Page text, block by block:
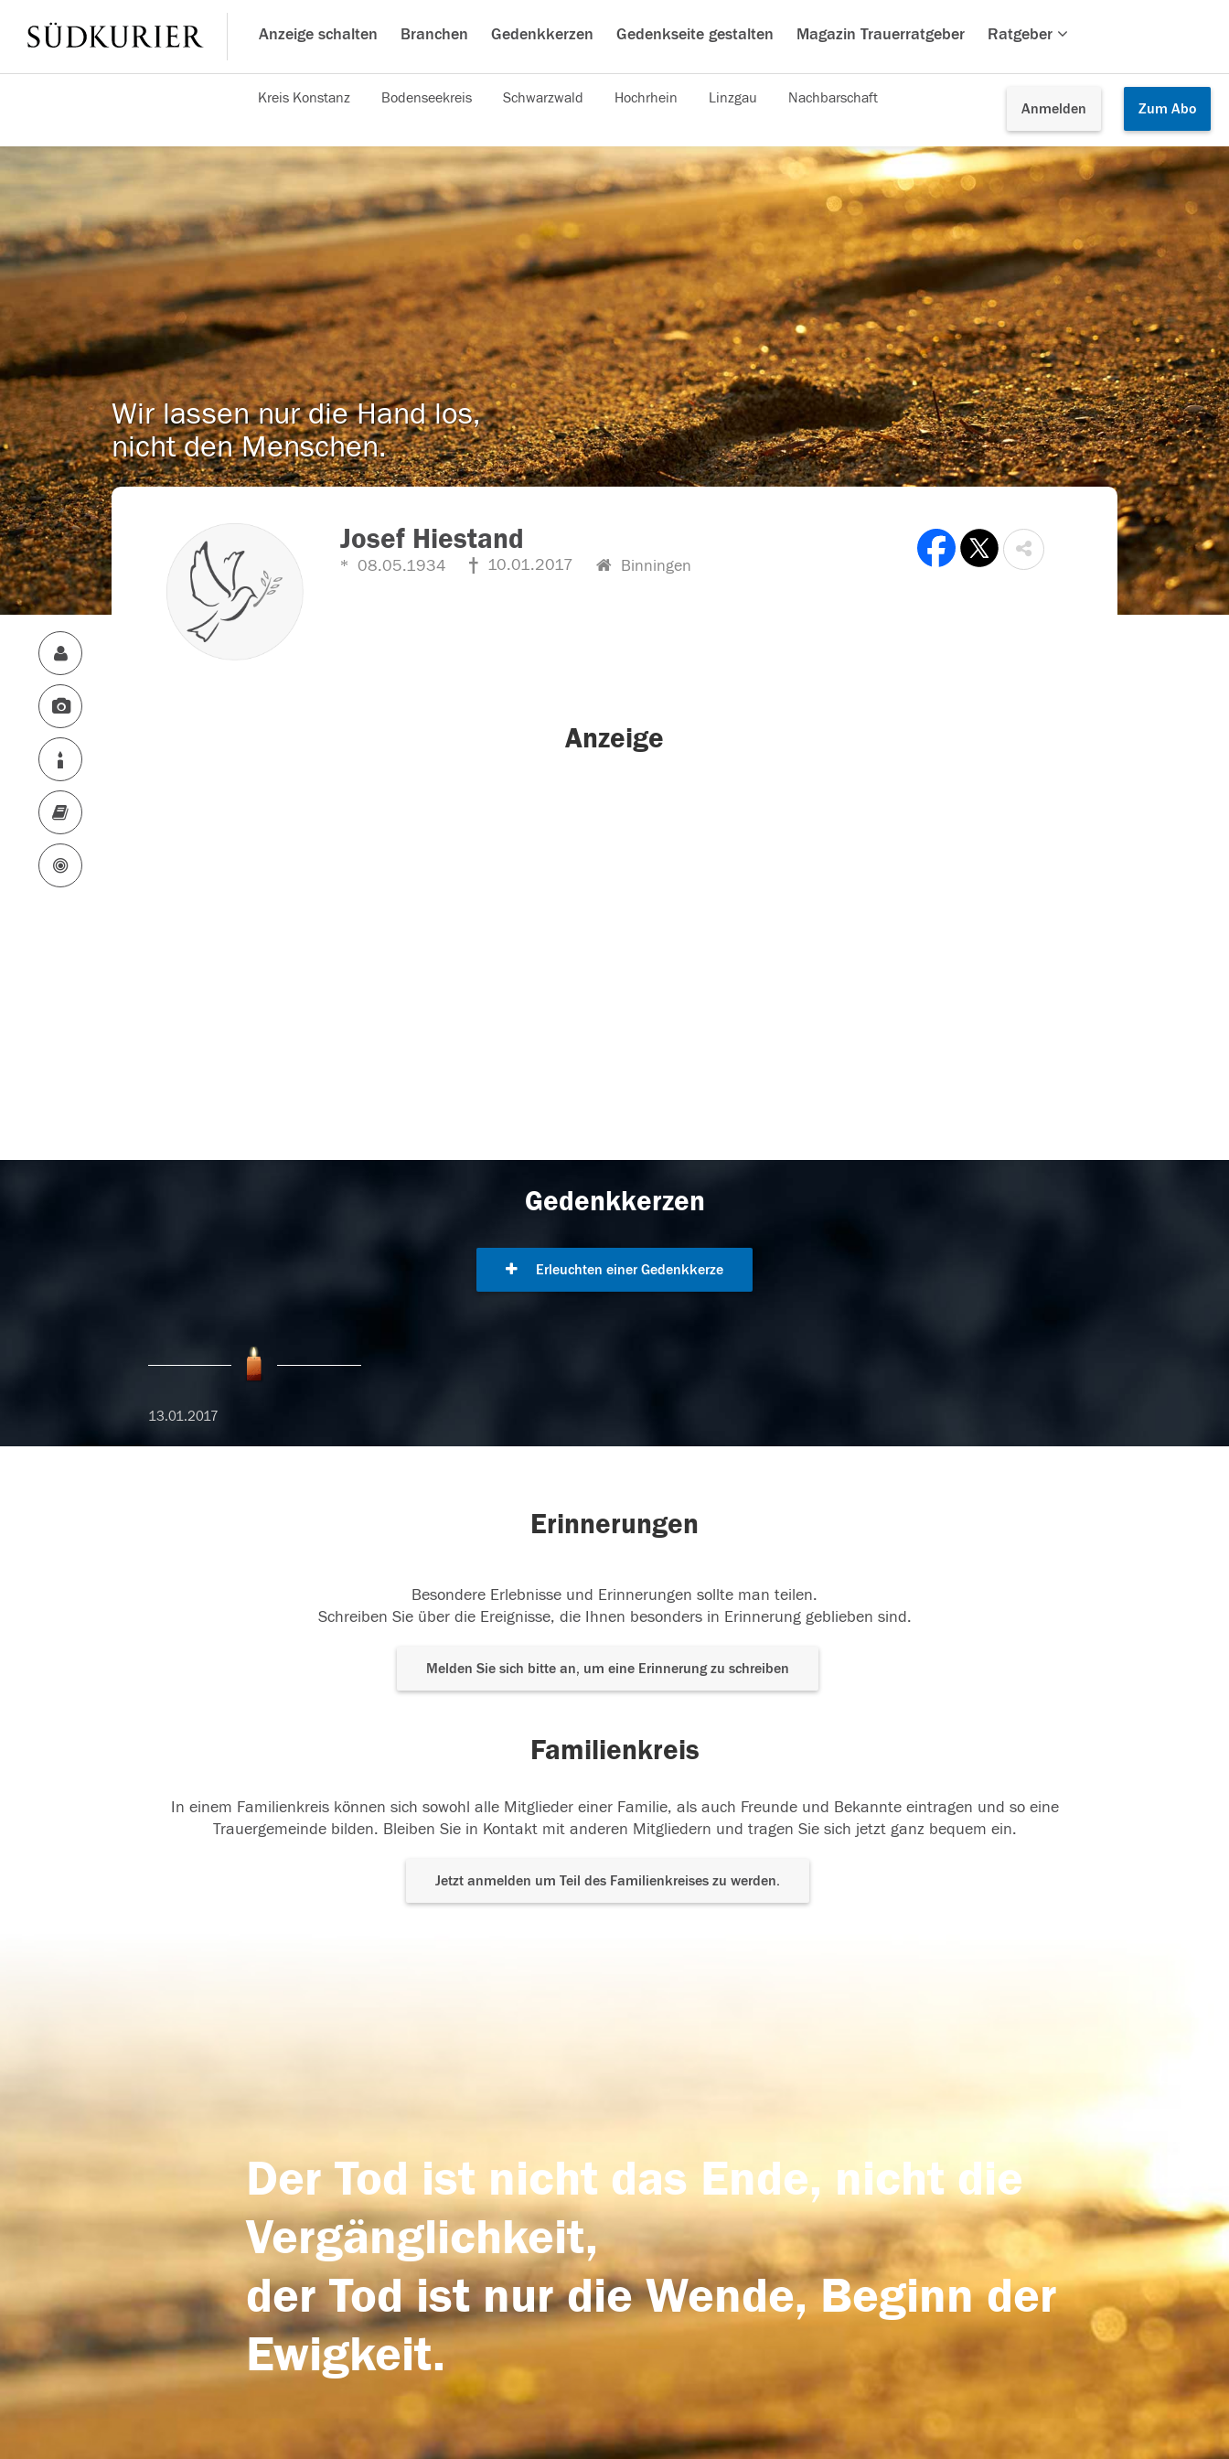
Anzeige schalten Branchen Gedenkkerzen Gedenkseite gestalten Magazin Trauerratgeber Ratgeber
Anmelden Zum Abo
Kreis Konstanz Bodenseekreis Schwarzwald Hochrhein Linzgau Nachbarschaft
Wir lassen nur die Hand los,
nicht den Menschen.
Josef Hiestand
08.05.1934 10.01.2017 Binningen
Anzeige
Gedenkkerzen
Erleuchten einer Gedenkkerze
13.01.2017
Erinnerungen
Besondere Erlebnisse und Erinnerungen sollte man teilen.
Schreiben Sie über die Ereignisse, die Ihnen besonders in Erinnerung geblieben sind.
Melden Sie sich bitte an, um eine Erinnerung zu schreiben
Familienkreis
In einem Familienkreis können sich sowohl alle Mitglieder einer Familie, als auch Freunde und Bekannte eintragen und so eine
Trauergemeinde bilden. Bleiben Sie in Kontakt mit anderen Mitgliedern und tragen Sie sich jetzt ganz bequem ein.
Jetzt anmelden um Teil des Familienkreises zu werden.
Der Tod ist nicht das Ende, nicht die
Vergänglichkeit,
der Tod ist nur die Wende, Beginn der
Ewigkeit.